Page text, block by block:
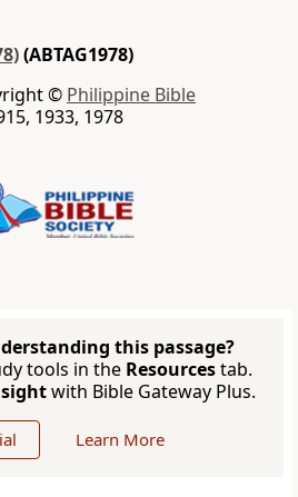
(ABTAG1978)
© Philippine Bible
1933, 1978
this passage?
tools in the Resourcestab.
with Bible Gateway Plus.
Learn More